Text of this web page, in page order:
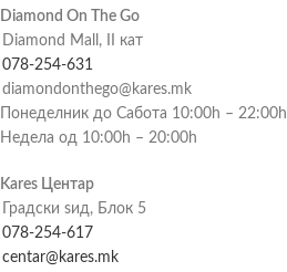
Diamond On The Go
Diamond Mall, II кат
078-254-631
diamondonthego@kares.mk
Понеделник до Сабота 10:00h – 22:00h
Недела од 10:00h – 20:00h
Kares Центар
Градски ѕид, Блок 5
078-254-617
centar@kares.mk